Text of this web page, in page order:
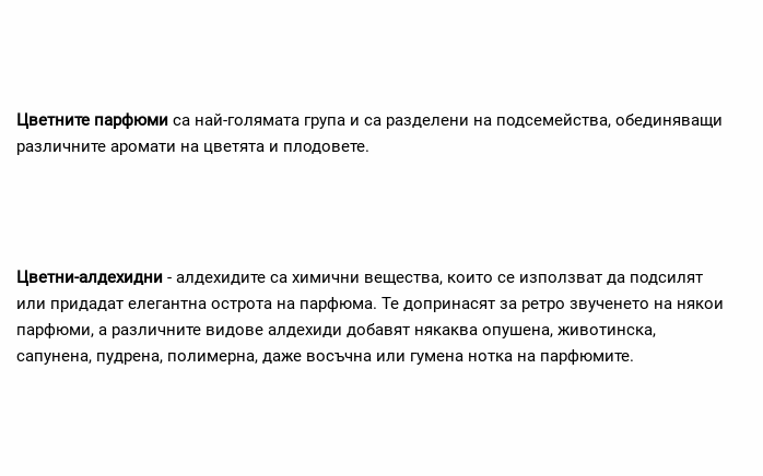
Цветните парфюми са най-голямата група и са разделени на подсемейства, обединяващи
различните аромати на цветята и плодовете.
Цветни-алдехидни - алдехидите са химични вещества, които се използват да подсилят
или придадат елегантна острота на парфюма. Те допринасят за ретро звученето на някои
парфюми, а различните видове алдехиди добавят някаква опушена, животинска,
сапунена, пудрена, полимерна, даже восъчна или гумена нотка на парфюмите.